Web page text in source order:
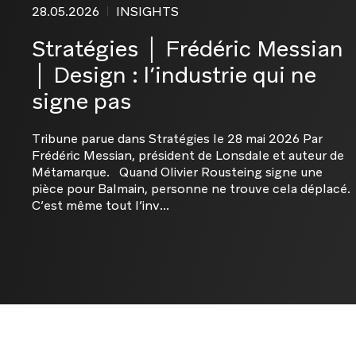
28.05.2026 INSIGHTS
Stratégies │ Frédéric Messian
│ Design : l’industrie qui ne
signe pas
Tribune parue dans Stratégies le 28 mai 2026 Par
Frédéric Messian, président de Lonsdale et auteur de
Métamarque. Quand Olivier Rousteing signe une
pièce pour Balmain, personne ne trouve cela déplacé.
C’est même tout l’inv...